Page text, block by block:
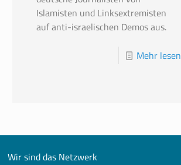
Islamisten und Linksextremisten
auf anti-israelischen Demos aus.
Mehr lesen
Wir sind das Netzwerk